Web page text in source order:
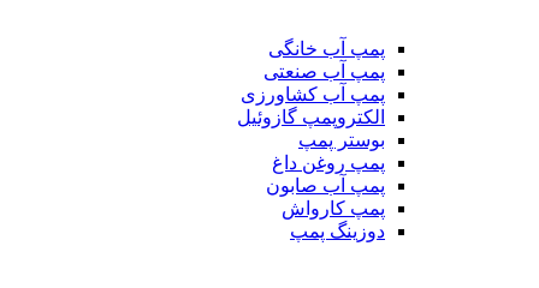
پمپ آب خانگی
پمپ آب صنعتی
پمپ آب کشاورزی
الکتروپمپ گازوئیل
بوستر پمپ
پمپ روغن داغ
پمپ آب صابون
پمپ کارواش
دوزینگ پمپ